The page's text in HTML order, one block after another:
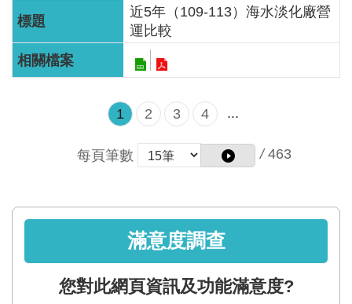
近5年（109-113）海水淡化廠營
運比較
1 2 3 4 ...
每頁筆數 / 463
滿意度調查
您對此網頁資訊及功能滿意度?